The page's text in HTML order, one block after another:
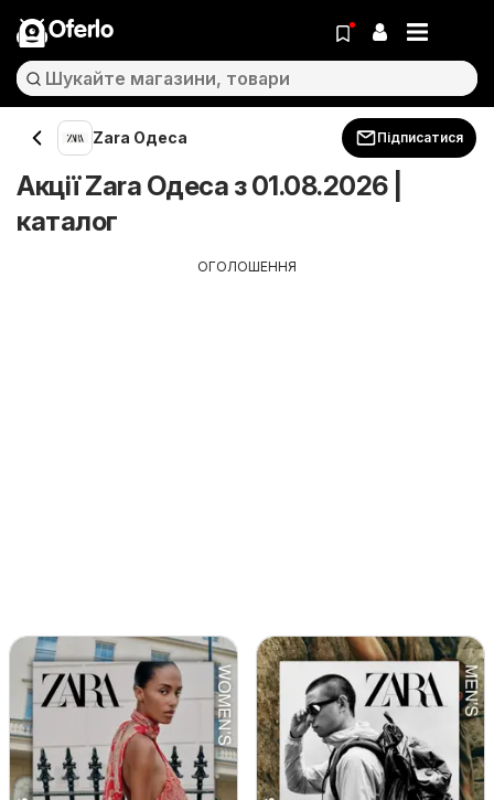
Oferlo
Zara Одеса Підписатися
Акції Zara Одеса з 01.08.2026 |
каталог
ОГОЛОШЕННЯ